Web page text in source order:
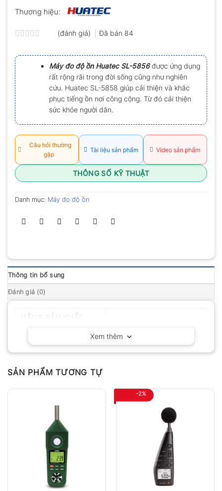
Thương hiệu:
xếp
hạng
0.0
5
sao
(đánh giá) Đã bán 84
Máy đo độ ồn Huatec SL-5856được ứng dụng
rất rộng rãi trong đời sống cũng như nghiên
cứu. Huatec SL-5858 giúp cải thiện và khắc
phục tiếng ồn nơi công cộng. Từ đó cải thiện
sức khỏe người dân.
Câu hỏi thường
gặp
Tài liệu sản phẩm Video sản phẩm
THÔNG SỐ KỸ THUẬT
Danh mục: Máy đo độ ồn
Thông tin bổ sung
Đánh giá (0)
Xem thêm
SẢN PHẨM TƯƠNG TỰ
-2%